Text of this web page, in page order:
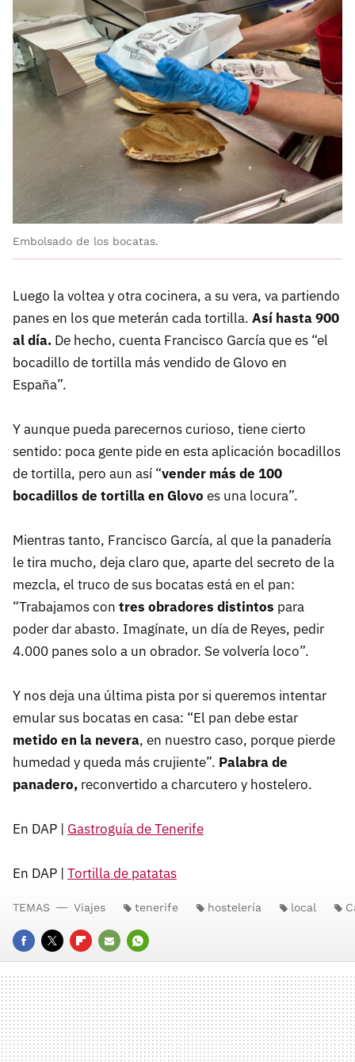
Embolsado de los bocatas.
Luego la voltea y otra cocinera, a su vera, va partiendo
panes en los que meterán cada tortilla. Así hasta 900
al día. De hecho, cuenta Francisco García que es “el
bocadillo de tortilla más vendido de Glovo en
España”.
Y aunque pueda parecernos curioso, tiene cierto
sentido: poca gente pide en esta aplicación bocadillos
de tortilla, pero aun así “vender más de 100
bocadillos de tortilla en Glovo es una locura”.
Mientras tanto, Francisco García, al que la panadería
le tira mucho, deja claro que, aparte del secreto de la
mezcla, el truco de sus bocatas está en el pan:
“Trabajamos con tres obradores distintos para
poder dar abasto. Imagínate, un día de Reyes, pedir
4.000 panes solo a un obrador. Se volvería loco”.
Y nos deja una última pista por si queremos intentar
emular sus bocatas en casa: “El pan debe estar
metido en la nevera, en nuestro caso, porque pierde
humedad y queda más crujiente”. Palabra de
panadero, reconvertido a charcutero y hostelero.
En DAP | Gastroguía de Tenerife
En DAP | Tortilla de patatas
FACEBOOK
TWITTERFLIPBOARD
E-
MAIL
WHATSAPP
TEMAS Viajes tenerife hostelería local